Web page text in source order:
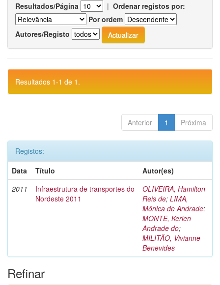
Resultados/Página | Ordenar registos por:
Por ordem
Autores/Registo
Resultados 1-1 de 1.
Anterior 1 Próxima
Registos:
Data
Título
Autor(es)
2011
Infraestrutura de transportes do
Nordeste 2011
OLIVEIRA, Hamilton
Reis de; LIMA,
Mônica de Andrade;
MONTE, Kerlen
Andrade do;
MILITÃO, Vivianne
Benevides
Refinar